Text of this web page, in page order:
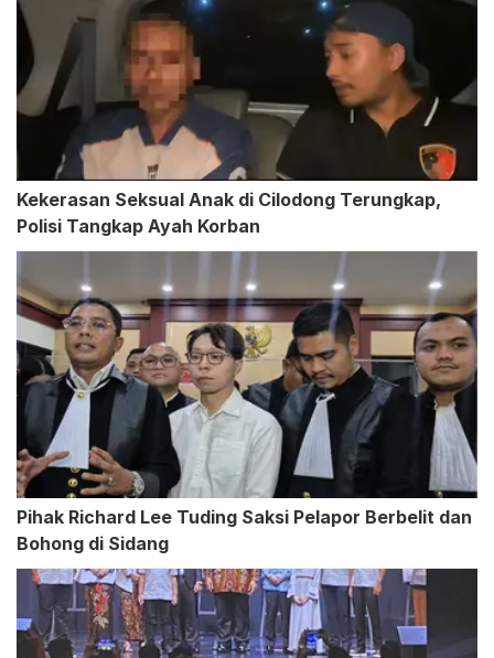
Kekerasan Seksual Anak di Cilodong Terungkap,
Polisi Tangkap Ayah Korban
Pihak Richard Lee Tuding Saksi Pelapor Berbelit dan
Bohong di Sidang